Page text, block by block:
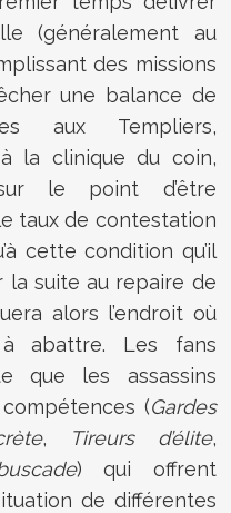
(généralement au
des missions
une balance de
aux Templiers,
la clinique du coin,
le point d’être
taux de contestation
cette condition qu’il
la suite au repaire de
alors l’endroit où
abattre. Les fans
que les assassins
(Gardes
, Tireurs d’élite,
) qui offrent
de différentes